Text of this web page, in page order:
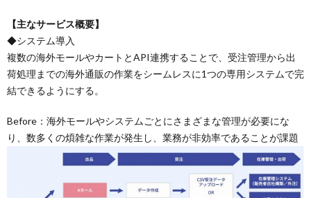
【主なサービス概要】
◆システム導入
複数の海外モールやカートとAPI連携することで、受注管理から出
荷処理までの海外通販の作業をシームレスに1つの専用システムで完
結できるようにする。
Before：海外モールやシステムごとにさまざまな管理が必要にな
り、数多くの煩雑な作業が発生し、業務が非効率であることが課題